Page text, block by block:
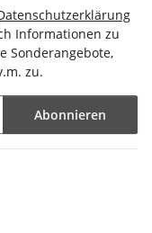
Informationen zu
Sonderangebote,
zu.
Abonnieren